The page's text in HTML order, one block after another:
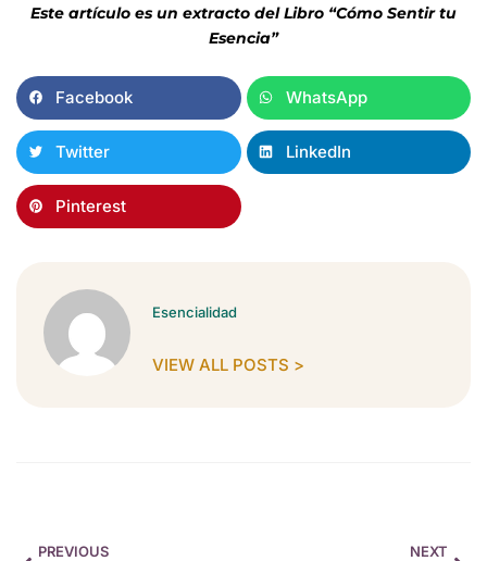
Este artículo es un extracto del Libro “Cómo Sentir tu
Esencia”
Facebook WhatsApp
Twitter LinkedIn
Pinterest
Esencialidad
VIEW ALL POSTS >
PREVIOUS
NEXT